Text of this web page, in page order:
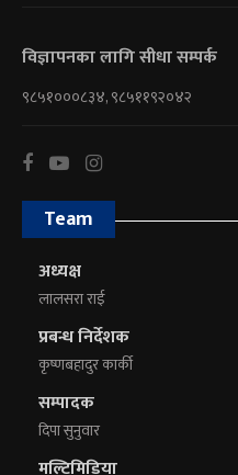
विज्ञापनका लागि सीधा सम्पर्क
९८५१०००८३४, ९८५११९२०४२
Team
अध्यक्ष
लालसरा राई
प्रबन्ध निर्देशक
कृष्णबहादुर कार्की
सम्पादक
दिपा सुनुवार
मल्टिमिडिया